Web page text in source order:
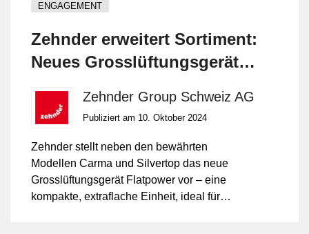
ENGAGEMENT
Zehnder erweitert Sortiment:
Neues Grosslüftungsgerät
Deckenmontage
Zehnder Group Schweiz AG
Publiziert am 10. Oktober 2024
Zehnder stellt neben den bewährten
Modellen Carma und Silvertop das neue
Grosslüftungsgerät Flatpower vor – eine
kompakte, extraflache Einheit, ideal für